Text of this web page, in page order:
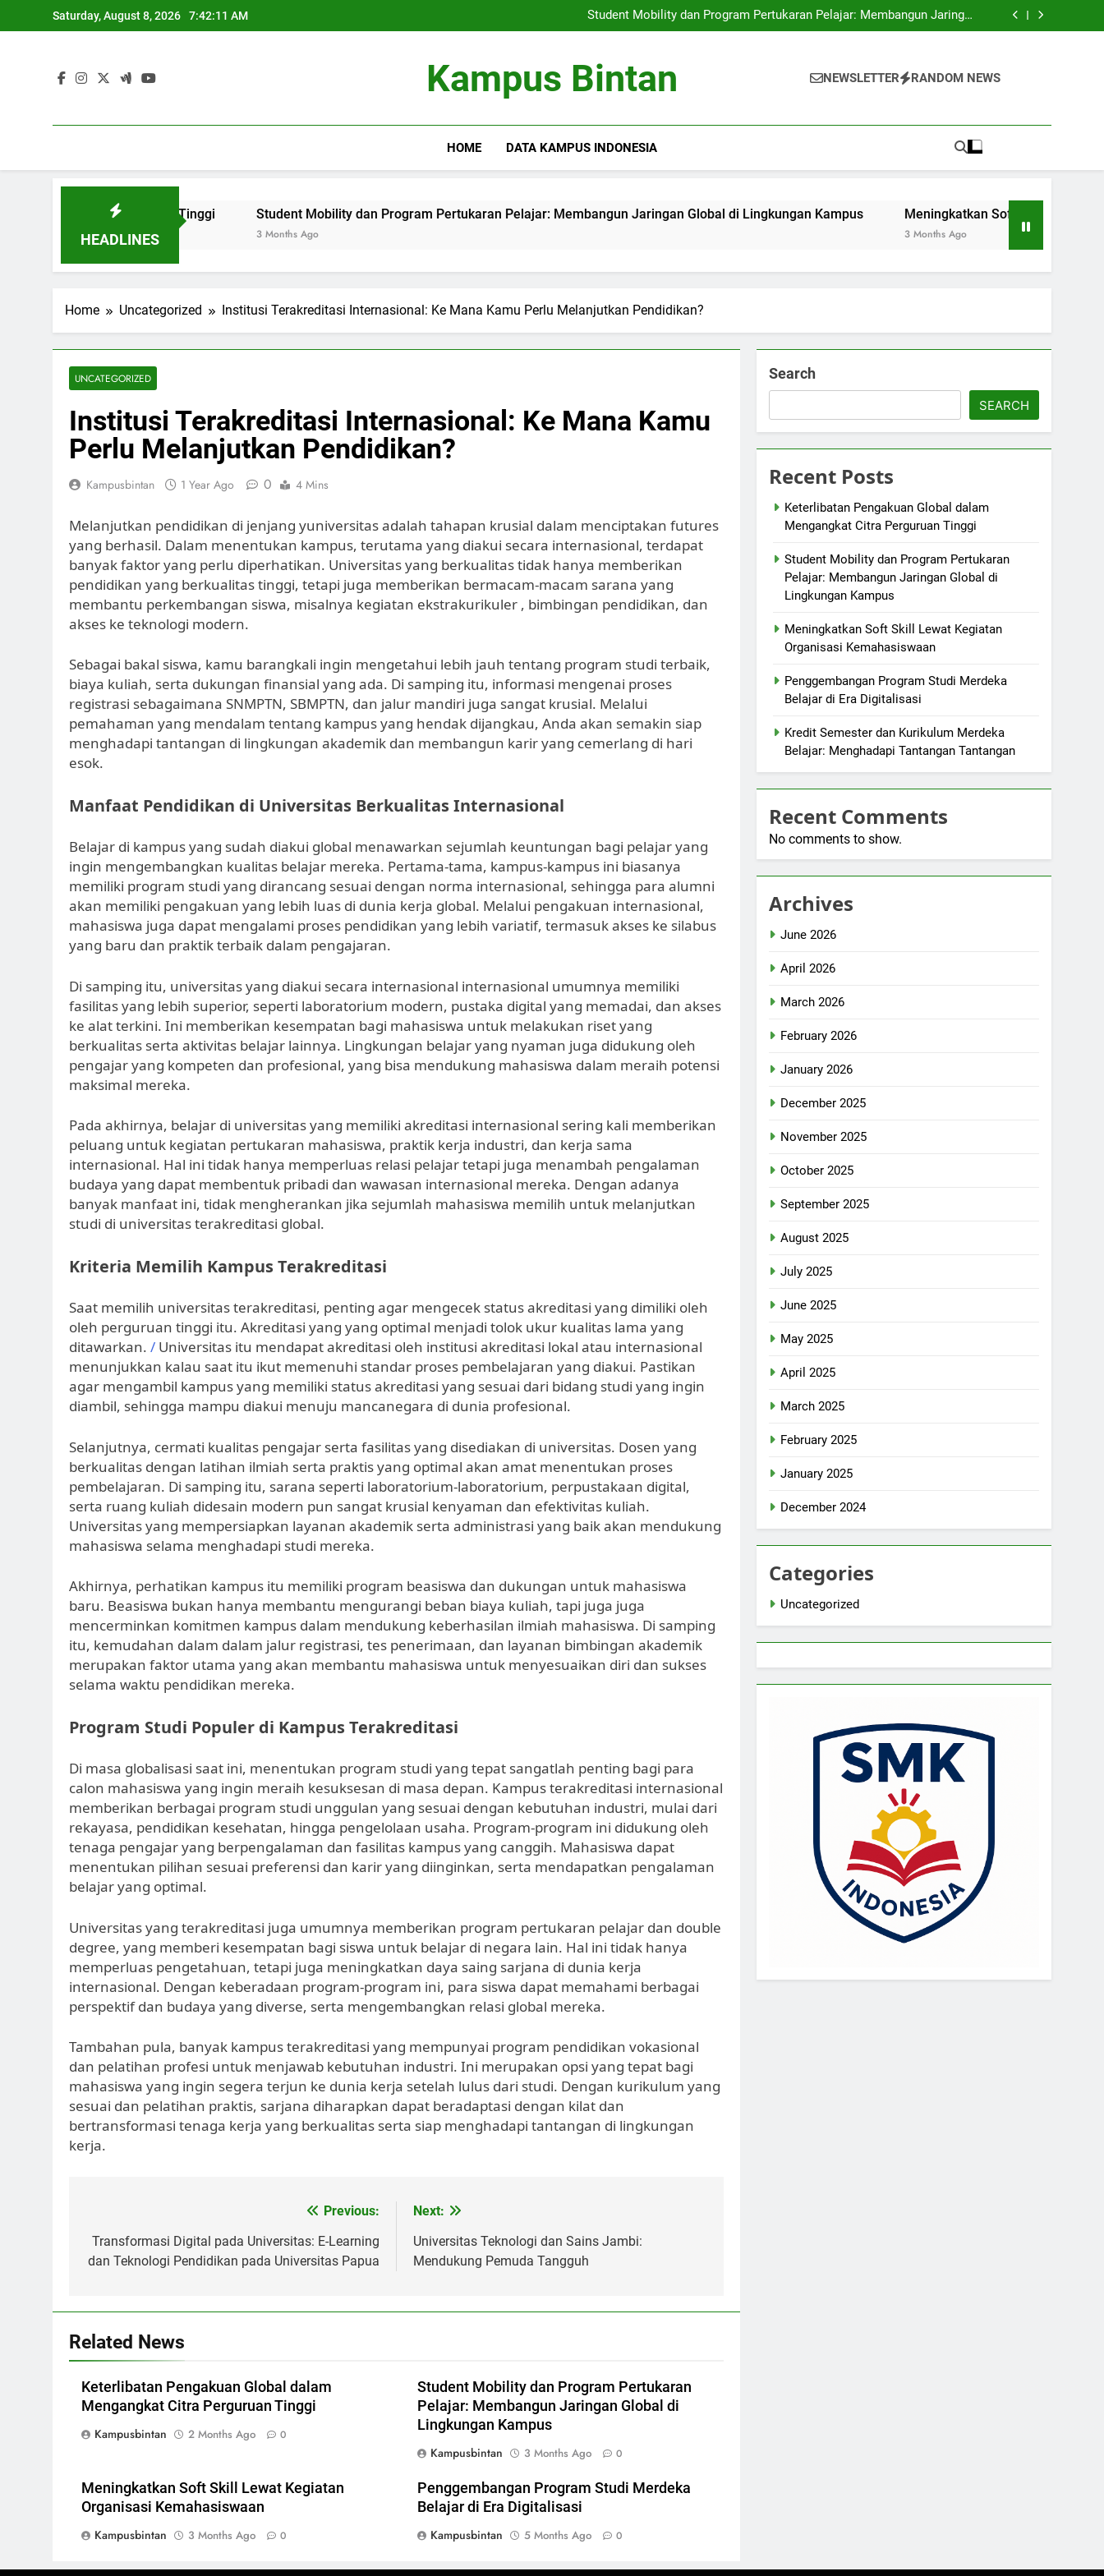
to
Saturday, August 8, 2026 7:42:12 AM
Student Mobility dan Program Pertukaran Pelajar: Membangun Jaringan
Global di Lingkungan Kampus
Meningkatkan Soft Skill Lewat Kegiatan Organisasi Kemahasiswaan
Student Mobility dan Program Pertukaran Pelajar: Membangun Jaringan
Global di Lingkungan Kampus
Meningkatkan Soft Skill Lewat Kegiatan Organisasi Kemahasiswaan
Kampus Bintan NEWSLETTER RANDOM NEWS
HOME DATA KAMPUS INDONESIA
HEADLINES
Citra Perguruan Tinggi Student Mobility dan Program Pertukaran Pelajar: Membangun Jaringan Global di Lingkungan Kampus Meningkatkan Soft Skill Lewat Kegiatan
Home Uncategorized Institusi Terakreditasi Internasional: Ke Mana Kamu Perlu Melanjutkan Pendidikan?
UNCATEGORIZED
Institusi Terakreditasi Internasional: Ke Mana Kamu
Perlu Melanjutkan Pendidikan?
Kampusbintan 1 Year Ago 0 4 Mins
Melanjutkan pendidikan di jenjang yuniversitas adalah tahapan krusial dalam menciptakan futures
yang berhasil. Dalam menentukan kampus, terutama yang diakui secara internasional, terdapat
banyak faktor yang perlu diperhatikan. Universitas yang berkualitas tidak hanya memberikan
pendidikan yang berkualitas tinggi, tetapi juga memberikan bermacam-macam sarana yang
membantu perkembangan siswa, misalnya kegiatan ekstrakurikuler , bimbingan pendidikan, dan
akses ke teknologi modern.
Sebagai bakal siswa, kamu barangkali ingin mengetahui lebih jauh tentang program studi terbaik,
biaya kuliah, serta dukungan finansial yang ada. Di samping itu, informasi mengenai proses
registrasi sebagaimana SNMPTN, SBMPTN, dan jalur mandiri juga sangat krusial. Melalui
pemahaman yang mendalam tentang kampus yang hendak dijangkau, Anda akan semakin siap
menghadapi tantangan di lingkungan akademik dan membangun karir yang cemerlang di hari
esok.
Manfaat Pendidikan di Universitas Berkualitas Internasional
Belajar di kampus yang sudah diakui global menawarkan sejumlah keuntungan bagi pelajar yang
ingin mengembangkan kualitas belajar mereka. Pertama-tama, kampus-kampus ini biasanya
memiliki program studi yang dirancang sesuai dengan norma internasional, sehingga para alumni
akan memiliki pengakuan yang lebih luas di dunia kerja global. Melalui pengakuan internasional,
mahasiswa juga dapat mengalami proses pendidikan yang lebih variatif, termasuk akses ke silabus
yang baru dan praktik terbaik dalam pengajaran.
Di samping itu, universitas yang diakui secara internasional internasional umumnya memiliki
fasilitas yang lebih superior, seperti laboratorium modern, pustaka digital yang memadai, dan akses
ke alat terkini. Ini memberikan kesempatan bagi mahasiswa untuk melakukan riset yang
berkualitas serta aktivitas belajar lainnya. Lingkungan belajar yang nyaman juga didukung oleh
pengajar yang kompeten dan profesional, yang bisa mendukung mahasiswa dalam meraih potensi
maksimal mereka.
Pada akhirnya, belajar di universitas yang memiliki akreditasi internasional sering kali memberikan
peluang untuk kegiatan pertukaran mahasiswa, praktik kerja industri, dan kerja sama
internasional. Hal ini tidak hanya memperluas relasi pelajar tetapi juga menambah pengalaman
budaya yang dapat membentuk pribadi dan wawasan internasional mereka. Dengan adanya
banyak manfaat ini, tidak mengherankan jika sejumlah mahasiswa memilih untuk melanjutkan
studi di universitas terakreditasi global.
Kriteria Memilih Kampus Terakreditasi
Saat memilih universitas terakreditasi, penting agar mengecek status akreditasi yang dimiliki oleh
oleh perguruan tinggi itu. Akreditasi yang yang optimal menjadi tolok ukur kualitas lama yang
ditawarkan. / Universitas itu mendapat akreditasi oleh institusi akreditasi lokal atau internasional
menunjukkan kalau saat itu ikut memenuhi standar proses pembelajaran yang diakui. Pastikan
agar mengambil kampus yang memiliki status akreditasi yang sesuai dari bidang studi yang ingin
diambil, sehingga mampu diakui menuju mancanegara di dunia profesional.
Selanjutnya, cermati kualitas pengajar serta fasilitas yang disediakan di universitas. Dosen yang
berkualitas dengan latihan ilmiah serta praktis yang optimal akan amat menentukan proses
pembelajaran. Di samping itu, sarana seperti laboratorium-laboratorium, perpustakaan digital,
serta ruang kuliah didesain modern pun sangat krusial kenyaman dan efektivitas kuliah.
Universitas yang mempersiapkan layanan akademik serta administrasi yang baik akan mendukung
mahasiswa selama menghadapi studi mereka.
Akhirnya, perhatikan kampus itu memiliki program beasiswa dan dukungan untuk mahasiswa
baru. Beasiswa bukan hanya membantu mengurangi beban biaya kuliah, tapi juga juga
mencerminkan komitmen kampus dalam mendukung keberhasilan ilmiah mahasiswa. Di samping
itu, kemudahan dalam dalam jalur registrasi, tes penerimaan, dan layanan bimbingan akademik
merupakan faktor utama yang akan membantu mahasiswa untuk menyesuaikan diri dan sukses
selama waktu pendidikan mereka.
Program Studi Populer di Kampus Terakreditasi
Di masa globalisasi saat ini, menentukan program studi yang tepat sangatlah penting bagi para
calon mahasiswa yang ingin meraih kesuksesan di masa depan. Kampus terakreditasi internasional
memberikan berbagai program studi unggulan yang sesuai dengan kebutuhan industri, mulai dari
rekayasa, pendidikan kesehatan, hingga pengelolaan usaha. Program-program ini didukung oleh
tenaga pengajar yang berpengalaman dan fasilitas kampus yang canggih. Mahasiswa dapat
menentukan pilihan sesuai preferensi dan karir yang diinginkan, serta mendapatkan pengalaman
belajar yang optimal.
Universitas yang terakreditasi juga umumnya memberikan program pertukaran pelajar dan double
degree, yang memberi kesempatan bagi siswa untuk belajar di negara lain. Hal ini tidak hanya
memperluas pengetahuan, tetapi juga meningkatkan daya saing sarjana di dunia kerja
internasional. Dengan keberadaan program-program ini, para siswa dapat memahami berbagai
perspektif dan budaya yang diverse, serta mengembangkan relasi global mereka.
Tambahan pula, banyak kampus terakreditasi yang mempunyai program pendidikan vokasional
dan pelatihan profesi untuk menjawab kebutuhan industri. Ini merupakan opsi yang tepat bagi
mahasiswa yang ingin segera terjun ke dunia kerja setelah lulus dari studi. Dengan kurikulum yang
sesuai dan pelatihan praktis, sarjana diharapkan dapat beradaptasi dengan kilat dan
bertransformasi tenaga kerja yang berkualitas serta siap menghadapi tantangan di lingkungan
kerja.
navigation
Previous:
Transformasi Digital pada Universitas: E-Learning
dan Teknologi Pendidikan pada Universitas Papua
Next:
Universitas Teknologi dan Sains Jambi:
Mendukung Pemuda Tangguh
Related News
Keterlibatan Pengakuan Global dalam
Mengangkat Citra Perguruan Tinggi
Kampusbintan
2 Months Ago 0
Student Mobility dan Program Pertukaran
Pelajar: Membangun Jaringan Global di
Lingkungan Kampus
Kampusbintan
3 Months Ago 0
Meningkatkan Soft Skill Lewat Kegiatan
Organisasi Kemahasiswaan
Kampusbintan
3 Months Ago 0
Penggembangan Program Studi Merdeka
Belajar di Era Digitalisasi
Kampusbintan
5 Months Ago 0
Search
SEARCH
Recent Posts
Keterlibatan Pengakuan Global dalam
Mengangkat Citra Perguruan Tinggi
Student Mobility dan Program Pertukaran
Pelajar: Membangun Jaringan Global di
Lingkungan Kampus
Meningkatkan Soft Skill Lewat Kegiatan
Organisasi Kemahasiswaan
Penggembangan Program Studi Merdeka
Belajar di Era Digitalisasi
Kredit Semester dan Kurikulum Merdeka
Belajar: Menghadapi Tantangan Tantangan
Recent Comments
No comments to show.
Archives
June 2026
April 2026
March 2026
February 2026
January 2026
December 2025
November 2025
October 2025
September 2025
August 2025
July 2025
June 2025
May 2025
April 2025
March 2025
February 2025
January 2025
December 2024
Categories
Uncategorized